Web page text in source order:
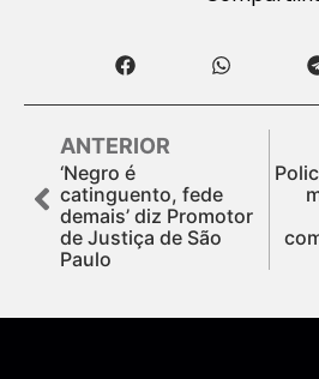
ANTERIOR
‘Negro é
catinguento, fede
demais’ diz Promotor
de Justiça de São
Paulo